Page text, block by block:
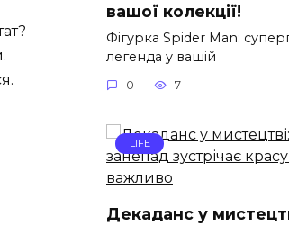
вашої колекції!
Фігурка Spider Man:
легенда у вашій
0 7
LIFE
Декаданс у